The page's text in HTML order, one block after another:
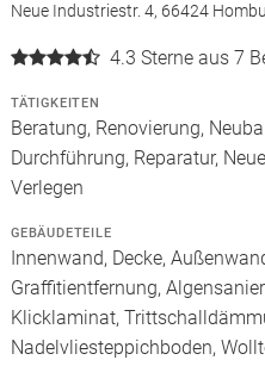
Neue Industriestr. 4, 66424
4.3 Sterne aus 7
TÄTIGKEITEN
Beratung, Renovierung,
Durchführung, Reparatur,
Verlegen
GEBÄUDETEILE
Innenwand, Decke,
Graffitientfernung,
Klicklaminat,
Nadelvliesteppichboden,